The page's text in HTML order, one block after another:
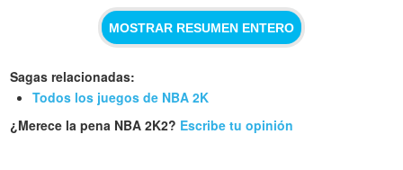
MOSTRAR RESUMEN ENTERO
Sagas relacionadas:
Todos los juegos de NBA 2K
¿Merece la pena NBA 2K2? Escribe tu opinión